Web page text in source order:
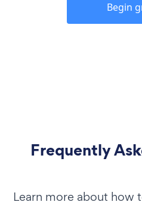
Begin
Frequently
Learn more about how